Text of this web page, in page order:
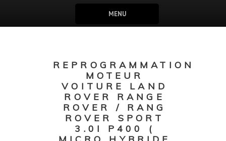
MENU
REPROGRAMMATION
MOTEUR
VOITURE LAND
ROVER RANGE
ROVER / RANG
ROVER SPORT
3.0I P400 (